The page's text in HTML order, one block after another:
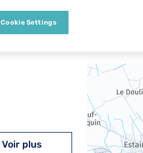
3 Top
Voir plus
Cookie Settings